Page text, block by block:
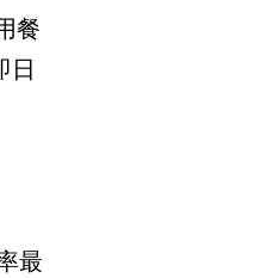
餐
日
最